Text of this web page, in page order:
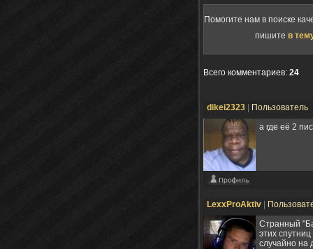
Помогите нам в поиске
пишите в
Всего комментариев: 24
dikei2323 Пользователь
а где её 2
LexxProAktiv
Странный
этих
случайно на